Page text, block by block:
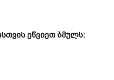
ეწვიეთ ბმულს: